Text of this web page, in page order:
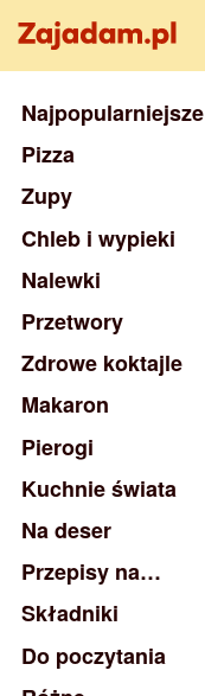
Najpopularniejsze
Pizza
Zupy
Chleb i wypieki
Nalewki
Przetwory
Zdrowe koktajle
Makaron
Pierogi
Kuchnie świata
Na deser
Przepisy na…
Składniki
Do poczytania